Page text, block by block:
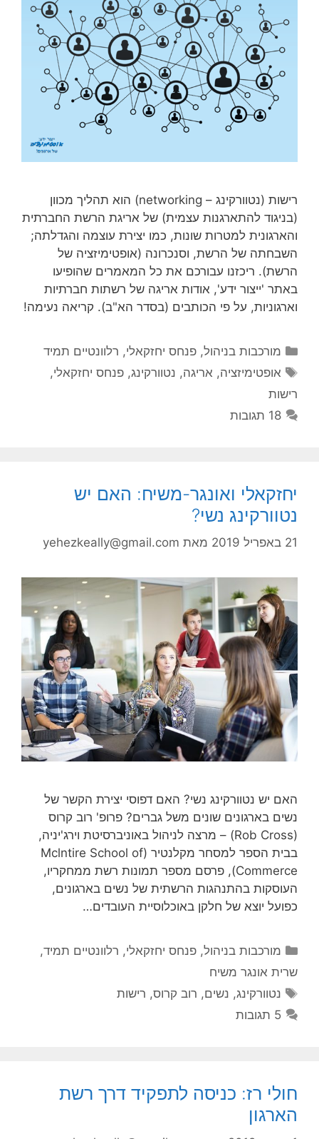
רישות (נטוורקינג – networking) הוא תהליך מכוון
(בניגוד להתארגנות עצמית) של אריגת הרשת החברתית
והארגונית למטרות שונות, כמו יצירת עוצמה והגדלתה;
השבחתה של הרשת, וסנכרונה (אופטימיזציה של
הרשת). ריכזנו עבורכם את כל המאמרים שהופיעו
באתר 'ייצור ידע', אודות אריגה של רשתות חברתיות
וארגוניות, על פי הכותבים (בסדר הא"ב). קריאה נעימה!
קטגוריות
מורכבות בניהול,פנחס יחזקאלי, רלוונטיים תמיד
תגיות
אופטימיזציה, אריגה, נטוורקינג,פנחס יחזקאלי,
רישות
18 תגובות
יחזקאלי ואונגר-משיח: האם יש
נטוורקינג נשי?
21 באפריל 2019 מאת yehezkeally@gmail.com
האם יש נטוורקינג נשי? האם דפוסי יצירת הקשר של
נשים בארגונים שונים משל גברים? פרופ' רוב קרוס
(Rob Cross) – מרצה לניהול באוניברסיטת וירג'יניה,
בבית הספר למסחר מקלנטיר (Mclntire School of
Commerce), פרסם מספר תמונות רשת ממחקריו,
העוסקות בהתנהגות הרשתית של נשים בארגונים,
כפועל יוצא של חלקן באוכלוסיית העובדים…
קטגוריות
מורכבות בניהול,פנחס יחזקאלי, רלוונטיים תמיד,
שרית אונגר משיח
תגיות
נטוורקינג, נשים, רוב קרוס, רישות
5 תגובות
חולי רז: כניסה לתפקיד דרך רשת
הארגון